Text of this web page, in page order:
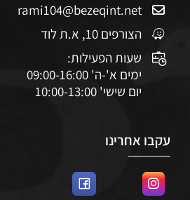
rami104@bezeqint.net
הצורפים 10, א.ת לוד
שעות הפעילות:
ימים א'-ה' 09:00-16:00
יום שישי' 10:00-13:00
עקבו אחרינו